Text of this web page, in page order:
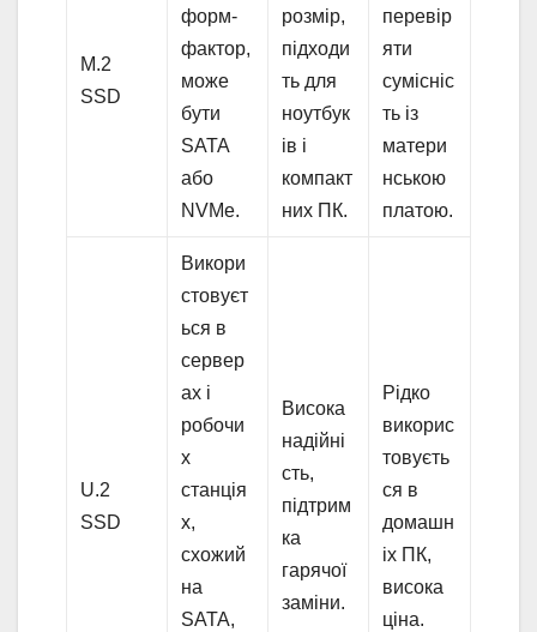
M.2
SSD
форм-
фактор,
може
бути
SATA
або
NVMe.
розмір,
підходи
ть для
ноутбук
ів і
компакт
них ПК.
перевір
яти
сумісніс
ть із
матери
нською
платою.
U.2
SSD
Викори
стовуєт
ься в
сервер
ах і
робочи
х
станція
х,
схожий
на
SATA,
Висока
надійні
сть,
підтрим
ка
гарячої
заміни.
Рідко
викорис
товуєть
ся в
домашн
іх ПК,
висока
ціна.